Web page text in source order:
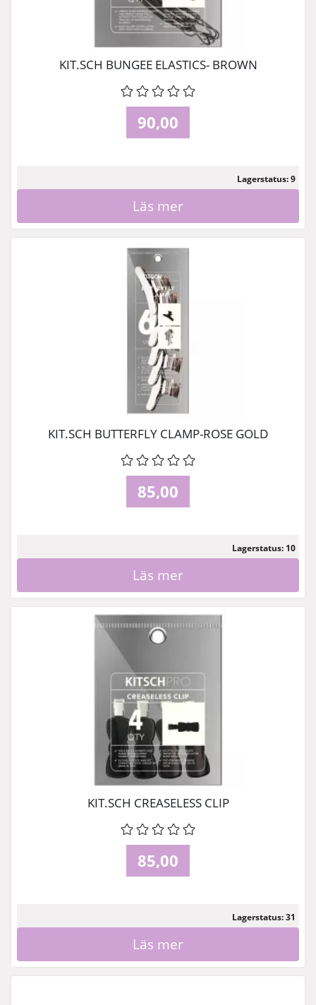
KIT.SCH BUNGEE ELASTICS- BROWN
90,00
Lagerstatus: 9
Läs mer
KIT.SCH BUTTERFLY CLAMP-ROSE GOLD
85,00
Lagerstatus: 10
Läs mer
KIT.SCH CREASELESS CLIP
85,00
Lagerstatus: 31
Läs mer